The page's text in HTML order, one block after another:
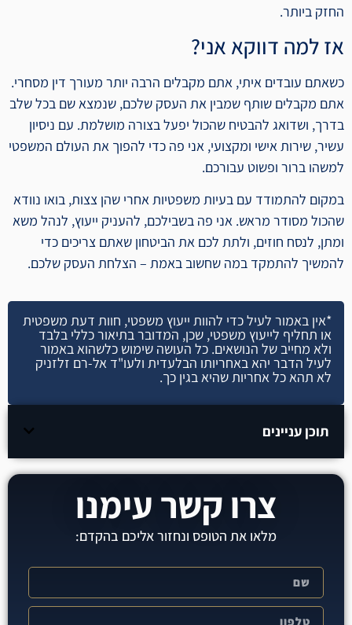
החזק ביותר.
אז למה דווקא אני?
כשאתם עובדים איתי, אתם מקבלים הרבה יותר מעורך דין מסחרי.
אתם מקבלים שותף שמבין את העסק שלכם, שנמצא שם בכל שלב
בדרך, ושדואג להבטיח שהכול יפעל בצורה מושלמת. עם ניסיון
עשיר, שירות אישי ומקצועי, אני פה כדי להפוך את העולם המשפטי
למשהו ברור ופשוט עבורכם.
במקום להתמודד עם בעיות משפטיות אחרי שהן צצות, בואו נוודא
שהכול מסודר מראש. אני פה בשבילכם, להעניק ייעוץ, לנהל משא
ומתן, לנסח חוזים, ולתת לכם את הביטחון שאתם צריכים כדי
להמשיך להתמקד במה שחשוב באמת – הצלחת העסק שלכם.
*אין באמור לעיל כדי להוות ייעוץ משפטי, חוות דעת משפטית
או תחליף לייעוץ משפטי, שכן, המדובר בתיאור כללי בלבד
ולא מחייב של הנושאים. כל העושה שימוש כלשהוא באמור
לעיל הדבר יהא באחריותו הבלעדית ולעו"ד אל-רם זלזניק
לא תהא כל אחריות שהיא בגין כך.
תוכן עניינים
צרו קשר עימנו
מלאו את הטופס ונחזור אליכם בהקדם: